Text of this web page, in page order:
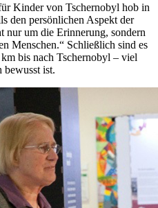
Kinder von Tschernobyl hob in
den persönlichen Aspekt der
nur um die Erinnerung, sondern
Menschen.“ Schließlich sind es
bis nach Tschernobyl – viel
bewusst ist.